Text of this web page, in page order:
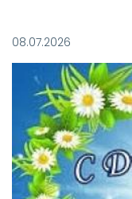
стать надежной
страны.
08.07.2026